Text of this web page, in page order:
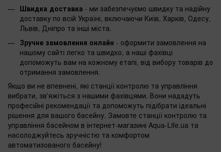
Швидка доставка - ми забезпечуємо швидку та надійну
доставку по всій Україні, включаючи Київ, Харків, Одесу,
Львів, Дніпро та інші міста.
Зручне замовлення онлайн - оформити замовлення на
нашому сайті легко та швидко, а наші фахівці
допоможуть вам на кожному етапі, від вибору товарів до
отримання замовлення.
Якщо ви не впевнені, які станції контролю та управління
вибрати, зв'яжіться з нашими фахівцями. Вони нададуть
професійні рекомендації та допоможуть підібрати ідеальні
рішення для вашого басейну. Замовте станції контролю та
управління басейном в інтернет-магазині Aqua-Life.ua та
насолоджуйтесь зручністю та комфортом
автоматизованого басейну!